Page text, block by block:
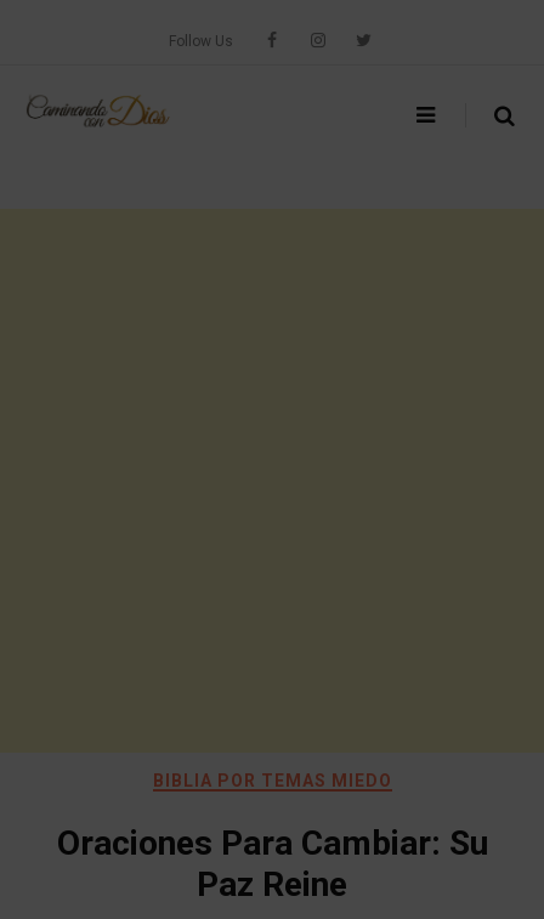
Follow Us
BIBLIA POR TEMAS MIEDO
Oraciones Para Cambiar: Su
Paz Reine